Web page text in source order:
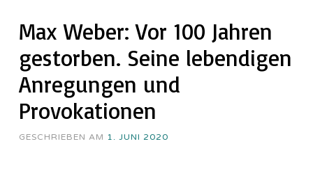
Max Weber: Vor 100 Jahren
gestorben. Seine lebendigen
Anregungen und
Provokationen
GESCHRIEBEN AM 1. JUNI 2020